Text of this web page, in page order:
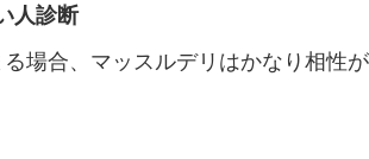
人診断
場合、マッスルデリはかなり相性